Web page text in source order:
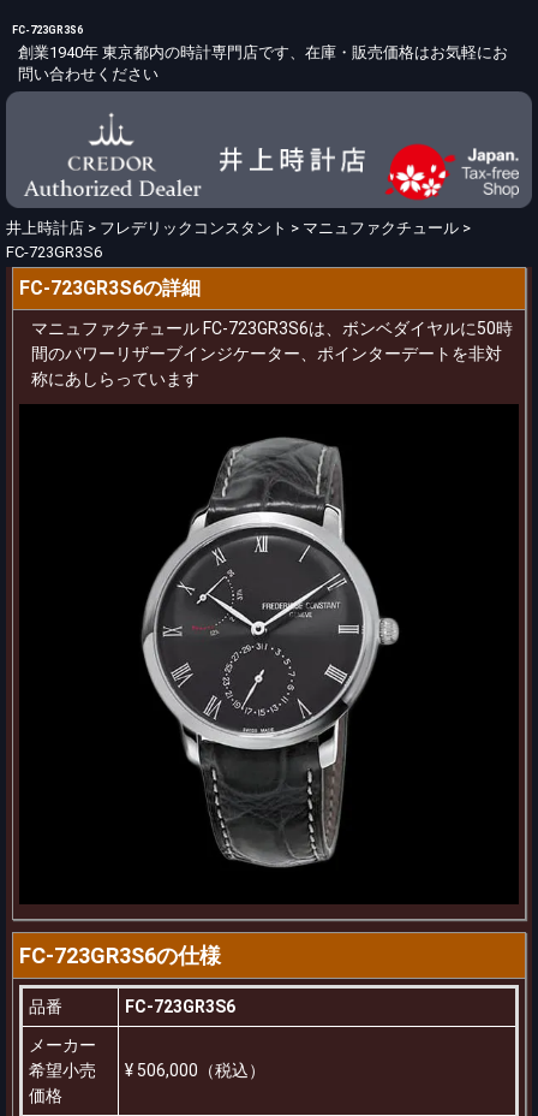
FC-723GR3S6
創業1940年 東京都内の時計専門店です、在庫・販売価格はお気軽にお
問い合わせください
井上時計店 > フレデリックコンスタント > マニュファクチュール >
FC-723GR3S6
FC-723GR3S6の詳細
マニュファクチュール FC-723GR3S6は、ボンベダイヤルに50時
間のパワーリザーブインジケーター、ポインターデートを非対
称にあしらっています
FC-723GR3S6の仕様
品番
FC-723GR3S6
メーカー
希望小売
価格
¥ 506,000（税込）